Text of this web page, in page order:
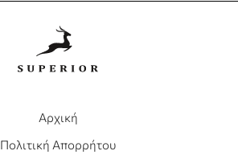
Αρχική
Πολιτική Απορρήτου